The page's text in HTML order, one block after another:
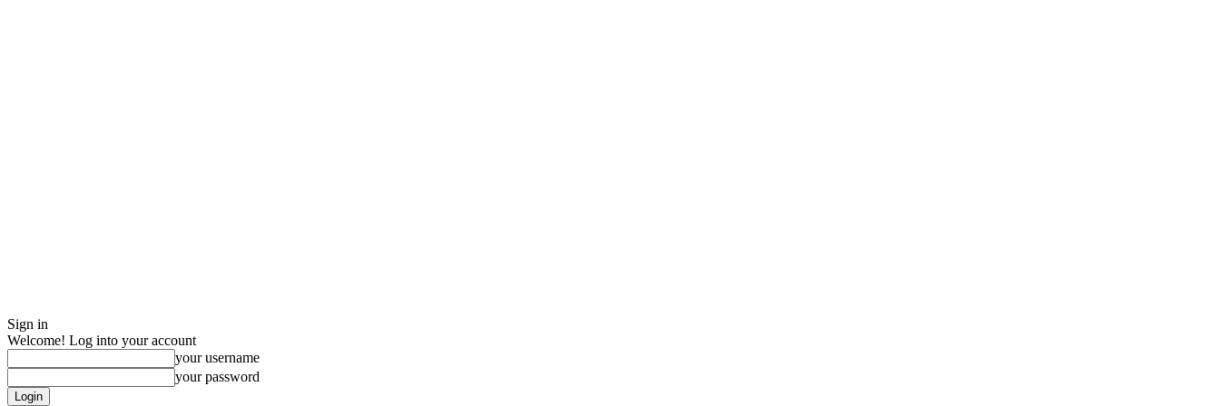
Sign in
Welcome! Log into your account
your username
your password